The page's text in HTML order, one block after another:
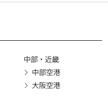
中部・近畿
中部空港
大阪空港